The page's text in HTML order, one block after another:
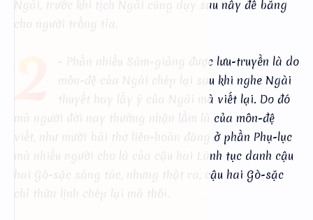
Ngài, trước khi tịch Ngài cũng dạy sau nầy để bằng
cho người trồng tỉa.
- Phần nhiều Sám-giảng được lưu-truyền là do
môn-đệ của Ngài chép lại sau khi nghe Ngài
thuyết hay lấy ý của Ngài mà viết lại. Do đó
mà người đời nay thường nhận lầm là của môn-đệ
viết, như mười bài thơ liên-hoàn đăng ở phần Phụ-lục
mà nhiều người cho là của cậu hai Lãnh tục danh cậu
hai Gò-sặc sáng tác, nhưng thật ra, cậu hai Gò-sặc
chỉ thừa lịnh chép lại mà thôi.